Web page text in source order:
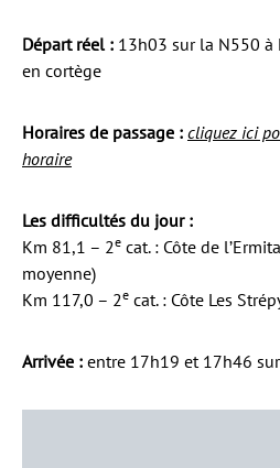
Départ réel : 13h03 sur la N550 à
en cortège
Horaires de passage : cliquez ici
horaire
Les difficultés du jour :
Km 81,1 – 2e cat. : Côte de
moyenne)
Km 117,0 – 2e cat. : Côte Les
Arrivée : entre 17h19 et 17h46